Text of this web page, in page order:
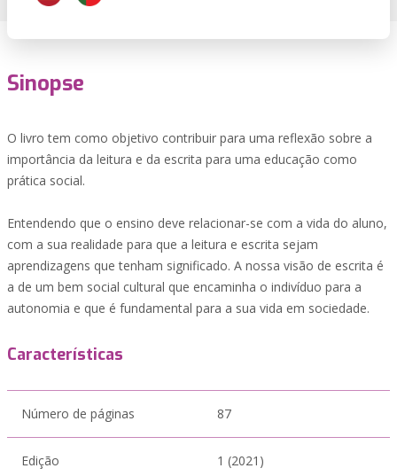
Sinopse
O livro tem como objetivo contribuir para uma reflexão sobre a
importância da leitura e da escrita para uma educação como
prática social.
Entendendo que o ensino deve relacionar-se com a vida do aluno,
com a sua realidade para que a leitura e escrita sejam
aprendizagens que tenham significado. A nossa visão de escrita é
a de um bem social cultural que encaminha o indivíduo para a
autonomia e que é fundamental para a sua vida em sociedade.
Características
Número de páginas 87
Edição 1 (2021)